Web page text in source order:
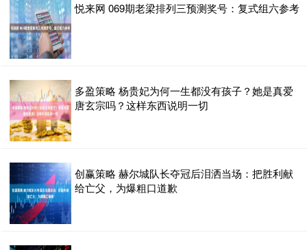
悦来网 069期老梁排列三预测奖号：复式组六参考
多盈策略 杨贵妃为何一生都没有孩子？她是真爱
唐玄宗吗？这样东西说明一切
创赢策略 赫尔城队长夺冠后泪洒当场：把胜利献
给亡父，为爆粗口道歉